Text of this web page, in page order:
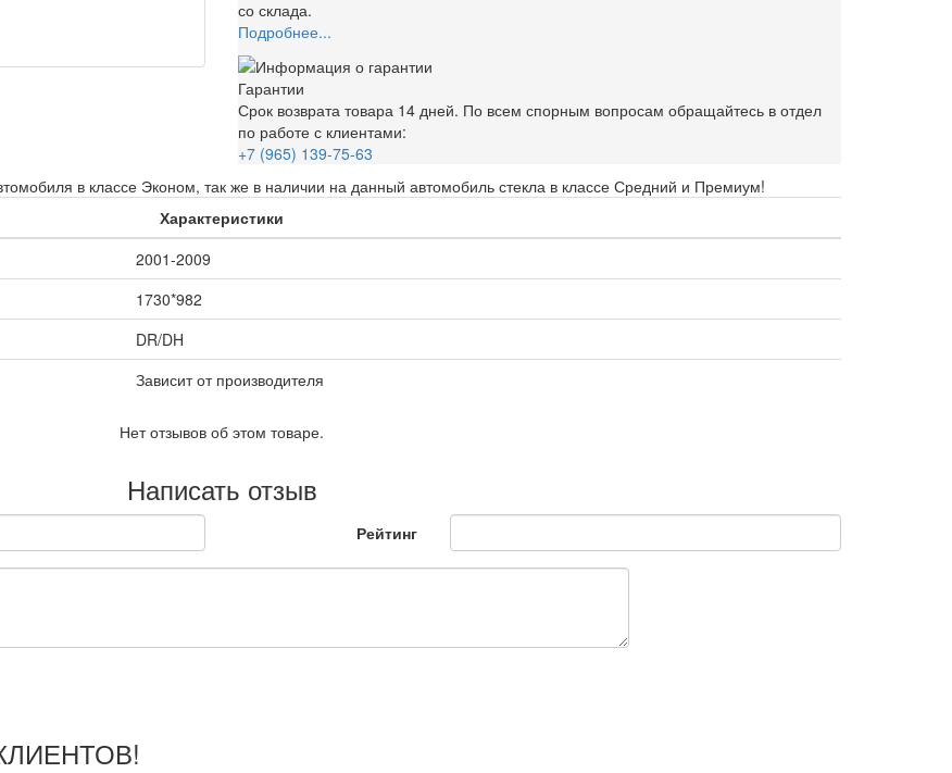
со склада.
Подробнее...
Гарантии
Срок возврата товара 14 дней. По всем спорным вопросам обращайтесь в отдел
по работе с клиентами:
+7 (965) 139-75-63
в классе Эконом, так же в наличии на данный автомобиль стекла в классе Средний и Премиум!
Характеристики
2001-2009
1730*982
DR/DH
Зависит от производителя
Нет отзывов об этом товаре.
Написать отзыв
Рейтинг